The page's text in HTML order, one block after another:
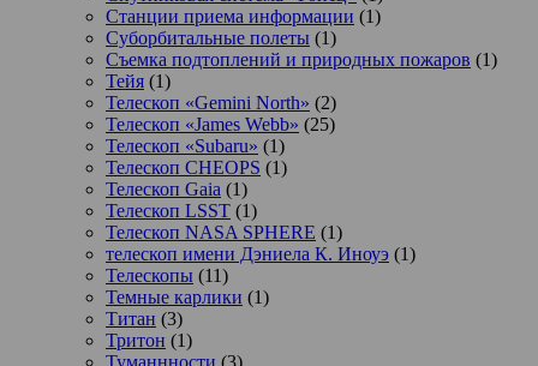
Станции приема информации (1)
Суборбитальные полеты (1)
Съемка подтоплений и природных пожаров (1)
Тейя (1)
Телескоп «Gemini North» (2)
Телескоп «James Webb» (25)
Телескоп «Subaru» (1)
Телескоп CHEOPS (1)
Телескоп Gaia (1)
Телескоп LSST (1)
Телескоп NASA SPHERE (1)
телескоп имени Дэниела К. Иноуэ (1)
Телескопы (11)
Темные карлики (1)
Титан (3)
Тритон (1)
Туманнности (3)